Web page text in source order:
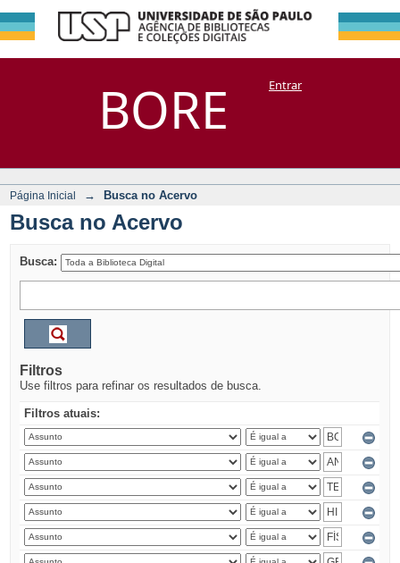
BORE
Busca no Acervo
DSpace/Manakin + CoriscoEntrar
Página Inicial → Busca no Acervo
Busca no Acervo
Busca:
Filtros
Use filtros para refinar os resultados de busca.
Filtros atuais: